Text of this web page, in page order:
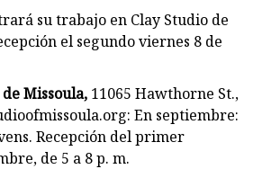
su trabajo en Clay Studio de
el segundo viernes 8 de
Missoula, 11065 Hawthorne St.,
En septiembre:
Recepción del primer
de 5 a 8 p. m.